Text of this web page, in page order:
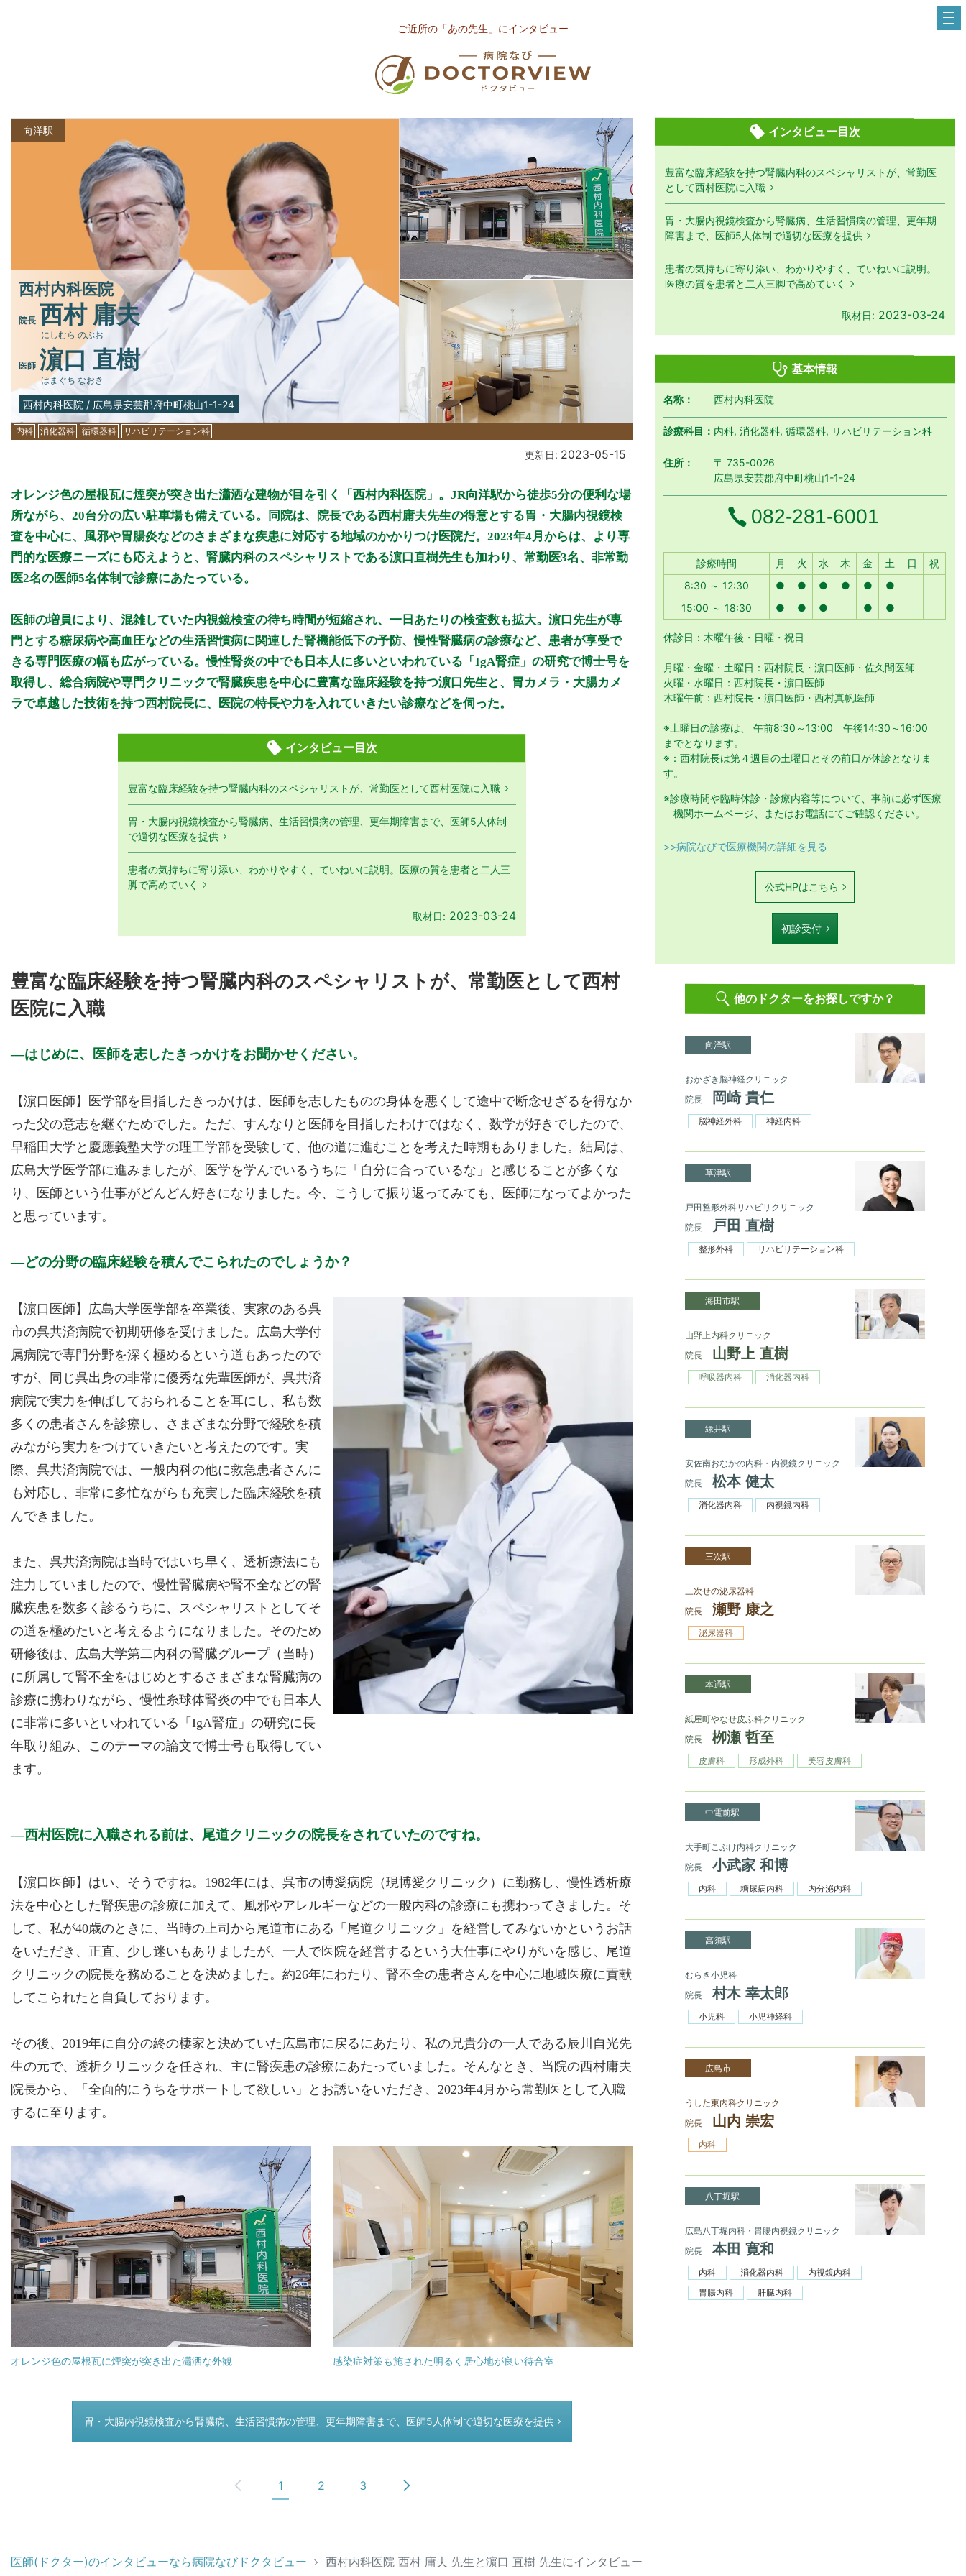
ご近所の「あの先生」にインタビュー
向洋駅
西村内科医院
院長 西村 庸夫
にしむら のぶお
医師 濵口 直樹
はまぐち なおき
西村内科医院 / 広島県安芸郡府中町桃山1-1-24
内科 消化器科 循環器科 リハビリテーション科
更新日: 2023-05-15
オレンジ色の屋根瓦に煙突が突き出た瀟洒な建物が目を引く「西村内科医院」。JR向洋駅から徒歩5分の便利な場
所ながら、20台分の広い駐車場も備えている。同院は、院長である西村庸夫先生の得意とする胃・大腸内視鏡検
査を中心に、風邪や胃腸炎などのさまざまな疾患に対応する地域のかかりつけ医院だ。2023年4月からは、より専
門的な医療ニーズにも応えようと、腎臓内科のスペシャリストである濵口直樹先生も加わり、常勤医3名、非常勤
医2名の医師5名体制で診療にあたっている。
医師の増員により、混雑していた内視鏡検査の待ち時間が短縮され、一日あたりの検査数も拡大。濵口先生が専
門とする糖尿病や高血圧などの生活習慣病に関連した腎機能低下の予防、慢性腎臓病の診療など、患者が享受で
きる専門医療の幅も広がっている。慢性腎炎の中でも日本人に多いといわれている「IgA腎症」の研究で博士号を
取得し、総合病院や専門クリニックで腎臓疾患を中心に豊富な臨床経験を持つ濵口先生と、胃カメラ・大腸カメ
ラで卓越した技術を持つ西村院長に、医院の特長や力を入れていきたい診療などを伺った。
インタビュー目次
豊富な臨床経験を持つ腎臓内科のスペシャリストが、常勤医として西村医院に入職
胃・大腸内視鏡検査から腎臓病、生活習慣病の管理、更年期障害まで、医師5人体制
で適切な医療を提供
患者の気持ちに寄り添い、わかりやすく、ていねいに説明。医療の質を患者と二人三
脚で高めていく
取材日: 2023-03-24
豊富な臨床経験を持つ腎臓内科のスペシャリストが、常勤医として西村
医院に入職
はじめに、医師を志したきっかけをお聞かせください。
【濵口医師】医学部を目指したきっかけは、医師を志したものの身体を悪くして途中で断念せざるを得なか
った父の意志を継ぐためでした。ただ、すんなりと医師を目指したわけではなく、数学が好きでしたので、
早稲田大学と慶應義塾大学の理工学部を受験して、他の道に進むことを考えた時期もありました。結局は、
広島大学医学部に進みましたが、医学を学んでいるうちに「自分に合っているな」と感じることが多くな
り、医師という仕事がどんどん好きになりました。今、こうして振り返ってみても、医師になってよかった
と思っています。
どの分野の臨床経験を積んでこられたのでしょうか？
【濵口医師】広島大学医学部を卒業後、実家のある呉
市の呉共済病院で初期研修を受けました。広島大学付
属病院で専門分野を深く極めるという道もあったので
すが、同じ呉出身の非常に優秀な先輩医師が、呉共済
病院で実力を伸ばしておられることを耳にし、私も数
多くの患者さんを診療し、さまざまな分野で経験を積
みながら実力をつけていきたいと考えたのです。実
際、呉共済病院では、一般内科の他に救急患者さんに
も対応し、非常に多忙ながらも充実した臨床経験を積
んできました。
また、呉共済病院は当時ではいち早く、透析療法にも
注力していましたので、慢性腎臓病や腎不全などの腎
臓疾患を数多く診るうちに、スペシャリストとしてそ
の道を極めたいと考えるようになりました。そのため
研修後は、広島大学第二内科の腎臓グループ（当時）
に所属して腎不全をはじめとするさまざまな腎臓病の
診療に携わりながら、慢性糸球体腎炎の中でも日本人
に非常に多いといわれている「IgA腎症」の研究に長
年取り組み、このテーマの論文で博士号も取得してい
ます。
西村医院に入職される前は、尾道クリニックの院長をされていたのですね。
【濵口医師】はい、そうですね。1982年には、呉市の博愛病院（現博愛クリニック）に勤務し、慢性透析療
法を中心とした腎疾患の診療に加えて、風邪やアレルギーなどの一般内科の診療にも携わってきました。そ
して、私が40歳のときに、当時の上司から尾道市にある「尾道クリニック」を経営してみないかというお話
をいただき、正直、少し迷いもありましたが、一人で医院を経営するという大仕事にやりがいを感じ、尾道
クリニックの院長を務めることを決めました。約26年にわたり、腎不全の患者さんを中心に地域医療に貢献
してこられたと自負しております。
その後、2019年に自分の終の棲家と決めていた広島市に戻るにあたり、私の兄貴分の一人である辰川自光先
生の元で、透析クリニックを任され、主に腎疾患の診療にあたっていました。そんなとき、当院の西村庸夫
院長から、「全面的にうちをサポートして欲しい」とお誘いをいただき、2023年4月から常勤医として入職
するに至ります。
オレンジ色の屋根瓦に煙突が突き出た瀟洒な外観 感染症対策も施された明るく居心地が良い待合室
つぎのページ
胃・大腸内視鏡検査から腎臓病、生活習慣病の管理、更年期障害まで、医師5人体制で適切な医療を提供
1 2 3
インタビュー目次
豊富な臨床経験を持つ腎臓内科のスペシャリストが、常勤医
として西村医院に入職
胃・大腸内視鏡検査から腎臓病、生活習慣病の管理、更年期
障害まで、医師5人体制で適切な医療を提供
患者の気持ちに寄り添い、わかりやすく、ていねいに説明。
医療の質を患者と二人三脚で高めていく
取材日: 2023-03-24
基本情報
名称： 西村内科医院
診療科目： 内科, 消化器科, 循環器科, リハビリテーション科
住所：
〒 735-0026
広島県安芸郡府中町桃山1-1-24
電話番号
082-281-6001
診療時間 月 月曜日
火 火曜日
水水曜日
木 木曜日
金 金曜日
土 土曜日
日 日曜日
祝
8:30 ～ 12:30
● ● ● ● ●
●
15:00 ～ 18:30
● ● ● ● ●
休診日：木曜午後・日曜・祝日
月曜・金曜・土曜日：西村院長・濵口医師・佐久間医師
火曜・水曜日：西村院長・濵口医師
木曜午前：西村院長・濵口医師・西村真帆医師
※土曜日の診療は、 午前8:30～13:00 午後14:30～16:00
までとなります。
※：西村院長は第４週目の土曜日とその前日が休診となりま
す。
※診療時間や臨時休診・診療内容等について、事前に必ず医療
機関ホームページ、またはお電話にてご確認ください。
>>病院なびで医療機関の詳細を見る
公式HPはこちら
初診受付
他のドクターをお探しですか？
向洋駅
おかざき脳神経クリニック
院長
岡崎 貴仁
脳神経外科 神経内科
草津駅
戸田整形外科リハビリクリニック
院長
戸田 直樹
整形外科 リハビリテーション科
海田市駅
山野上内科クリニック
院長
山野上 直樹
呼吸器内科 消化器内科
緑井駅
安佐南おなかの内科・内視鏡クリニック
院長
松本 健太
消化器内科 内視鏡内科
三次駅
三次せの泌尿器科
院長
瀬野 康之
泌尿器科
本通駅
紙屋町やなせ皮ふ科クリニック
院長
栁瀬 哲至
皮膚科 形成外科 美容皮膚科
中電前駅
大手町こぶけ内科クリニック
院長
小武家 和博
内科 糖尿病内科 内分泌内科
高須駅
むらき小児科
院長
村木 幸太郎
小児科 小児神経科
広島市
うした東内科クリニック
院長
山内 崇宏
内科
八丁堀駅
広島八丁堀内科・胃腸内視鏡クリニック
院長
本田 寛和
内科 消化器内科
内視鏡内科
胃腸内科
肝臓内科
医師(ドクター)のインタビューなら病院なびドクタビュー 西村内科医院 西村 庸夫 先生と濵口 直樹 先生にインタビュー